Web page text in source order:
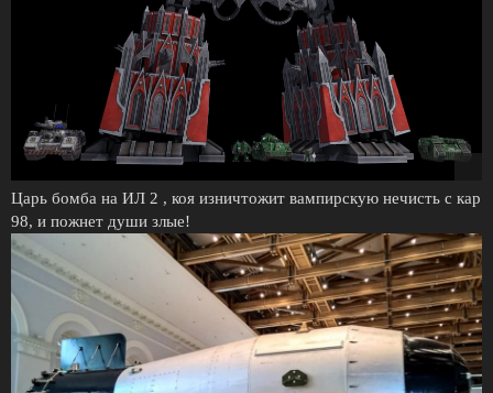
Царь бомба на ИЛ 2 , коя изничтожит вампирскую нечисть с кар
98, и пожнет души злые!